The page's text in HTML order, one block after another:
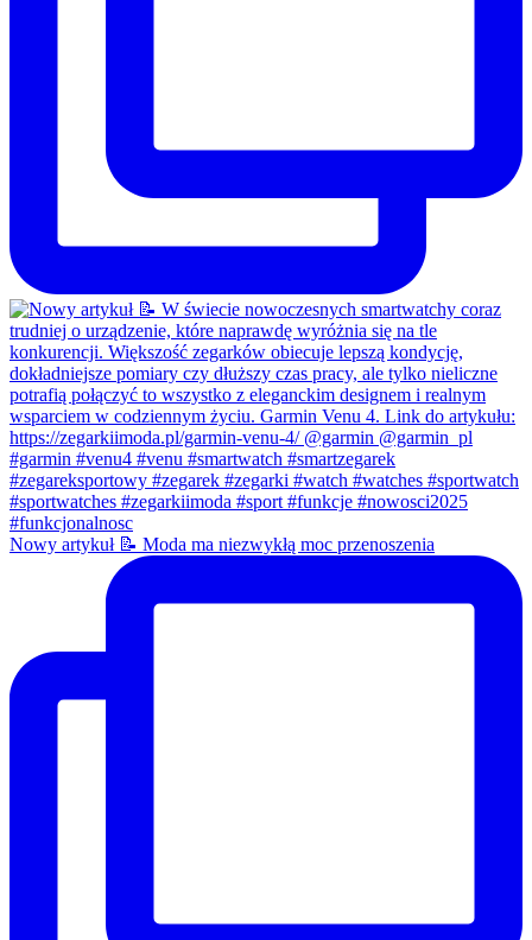
Nowy artykuł 📝 Moda ma niezwykłą moc przenoszenia